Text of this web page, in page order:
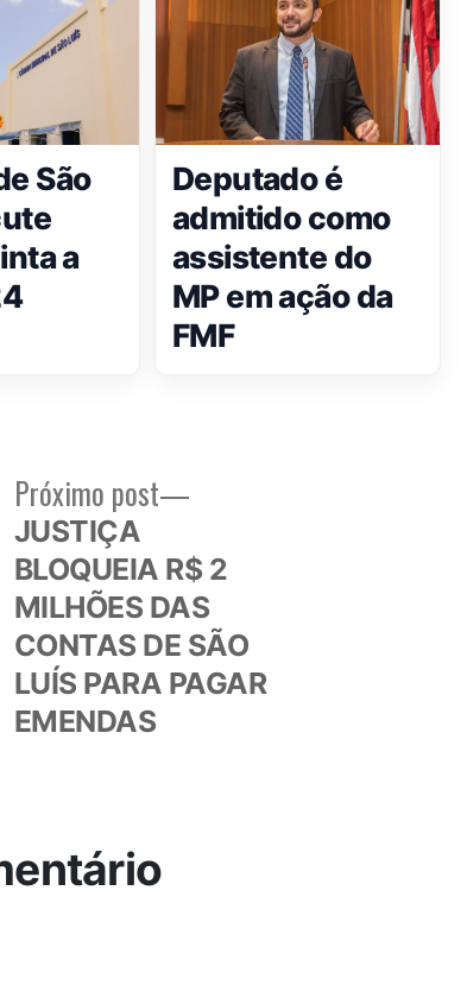
São
a
Deputado é
admitido como
assistente do
MP em ação da
FMF
Próximo post
Próximo
JUSTIÇA
BLOQUEIA R$ 2
MILHÕES DAS
CONTAS DE SÃO
LUÍS PARA PAGAR
EMENDAS